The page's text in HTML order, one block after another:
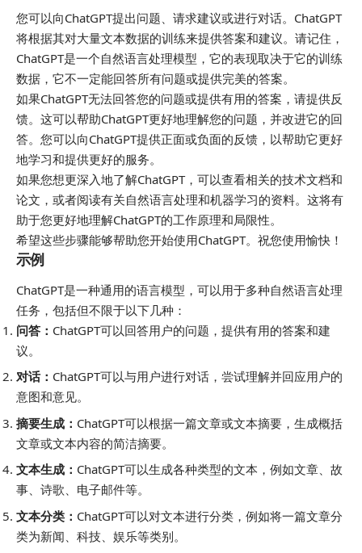
您可以向ChatGPT提出问题、请求建议或进行对话。ChatGPT
将根据其对大量文本数据的训练来提供答案和建议。请记住，
ChatGPT是一个自然语言处理模型，它的表现取决于它的训练
数据，它不一定能回答所有问题或提供完美的答案。
如果ChatGPT无法回答您的问题或提供有用的答案，请提供反
馈。这可以帮助ChatGPT更好地理解您的问题，并改进它的回
答。您可以向ChatGPT提供正面或负面的反馈，以帮助它更好
地学习和提供更好的服务。
如果您想更深入地了解ChatGPT，可以查看相关的技术文档和
论文，或者阅读有关自然语言处理和机器学习的资料。这将有
助于您更好地理解ChatGPT的工作原理和局限性。
希望这些步骤能够帮助您开始使用ChatGPT。祝您使用愉快！
示例
ChatGPT是一种通用的语言模型，可以用于多种自然语言处理
任务，包括但不限于以下几种：
问答： ChatGPT可以回答用户的问题，提供有用的答案和建
议。
对话： ChatGPT可以与用户进行对话，尝试理解并回应用户的
意图和意见。
摘要生成： ChatGPT可以根据一篇文章或文本摘要，生成概括
文章或文本内容的简洁摘要。
文本生成： ChatGPT可以生成各种类型的文本，例如文章、故
事、诗歌、电子邮件等。
文本分类： ChatGPT可以对文本进行分类，例如将一篇文章分
类为新闻、科技、娱乐等类别。